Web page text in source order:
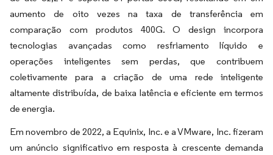
aumento de oito vezes na taxa de transferência em
comparação com produtos 400G. O design incorpora
tecnologias avançadas como resfriamento líquido e
operações inteligentes sem perdas, que contribuem
coletivamente para a criação de uma rede inteligente
altamente distribuída, de baixa latência e eficiente em termos
de energia.
Em novembro de 2022, a Equinix, Inc. e a VMware, Inc. fizeram
um anúncio significativo em resposta à crescente demanda